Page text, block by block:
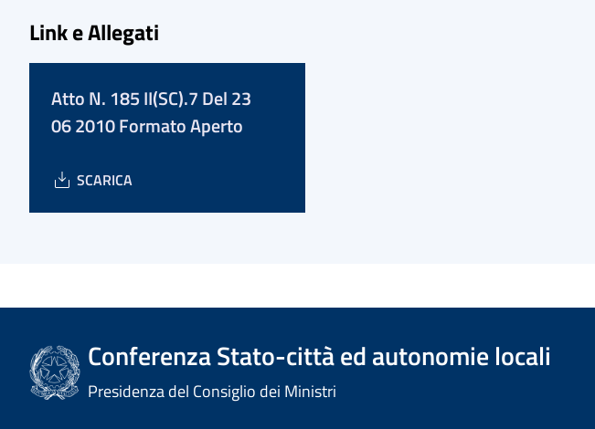
Link e Allegati
Atto N. 185 II(SC).7 Del 23
06 2010 Formato Aperto
SCARICA
Conferenza Stato-città ed autonomie locali
Presidenza del Consiglio dei Ministri